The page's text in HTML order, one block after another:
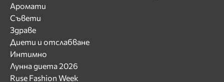
Аромати
Съвети
Здраве
Диети и отслабване
Интимно
Лунна диета 2026
Ruse Fashion Week